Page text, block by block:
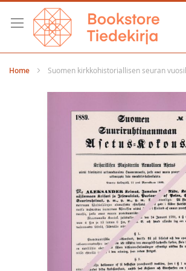
Skip
Content
Home Suomen kirkkohistoriallisen seuran